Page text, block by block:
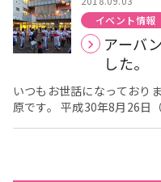
用されている方に少しでも
うにと毎月各フロア１回ずつ行っていま
者様と一緒に様々な料理や
頂けるように考えていきたいと思います
いますが、あちこちの信号
が誘導していたり、東大阪
そぎ折れていたりするのを
れたんだと感じました。 また、６日の早朝３時過ぎに震度７の地
害というニュースを聞き、
相当の時間が必要と思いま
く、復旧されますことを心
掲示しています献立表です！ [caption
align="aligncenter"
アは、利用者様が生活されている空間で
は、毎日ご覧になる方もい
るようにと、メニューのイ
表の上下には、白抜きのイ
して頂き、更にカラフルな
イベント情報
アーバ
した。
いつもお世話になっております。 アーバンケア御厨 管
原です。 平成30年8月26日（日）に実施しました、「アーバンケ